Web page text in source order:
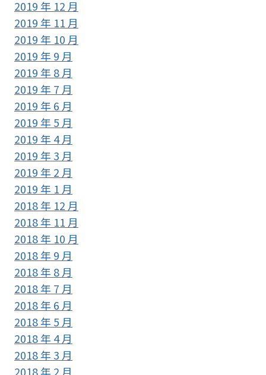
2019 年 12 月
2019 年 11 月
2019 年 10 月
2019 年 9 月
2019 年 8 月
2019 年 7 月
2019 年 6 月
2019 年 5 月
2019 年 4 月
2019 年 3 月
2019 年 2 月
2019 年 1 月
2018 年 12 月
2018 年 11 月
2018 年 10 月
2018 年 9 月
2018 年 8 月
2018 年 7 月
2018 年 6 月
2018 年 5 月
2018 年 4 月
2018 年 3 月
2018 年 2 月